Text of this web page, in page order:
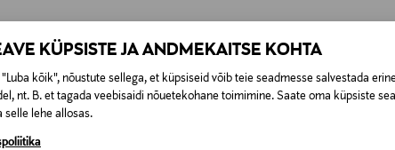
KÜPSISTE JA ANDMEKAITSE KOHTA
"Luba kõik", nõustute sellega, et küpsiseid võib teie seadmesse salvestada
nt. B. et tagada veebisaidi nõuetekohane toimimine. Saate oma küpsiste
selle lehe allosas.
0,00 € – 4,90 €
lepingust taganeda 30 päeva jooksul alates kauba
KA